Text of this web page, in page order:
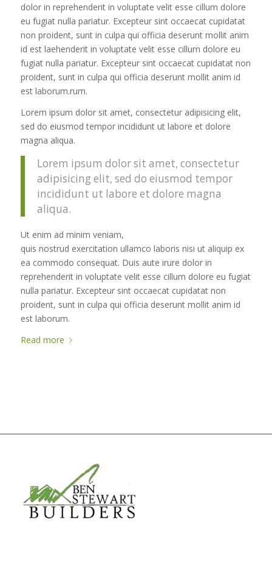
dolor in reprehenderit in voluptate velit esse cillum dolore
eu fugiat nulla pariatur. Excepteur sint occaecat cupidatat
non proident, sunt in culpa qui officia deserunt mollit anim
id est laehenderit in voluptate velit esse cillum dolore eu
fugiat nulla pariatur. Excepteur sint occaecat cupidatat non
proident, sunt in culpa qui officia deserunt mollit anim id
est laborum.rum.
Lorem ipsum dolor sit amet, consectetur adipisicing elit,
sed do eiusmod tempor incididunt ut labore et dolore
magna aliqua.
Lorem ipsum dolor sit amet, consectetur
adipisicing elit, sed do eiusmod tempor
incididunt ut labore et dolore magna
aliqua.
Ut enim ad minim veniam,
quis nostrud exercitation ullamco laboris nisi ut aliquip ex
ea commodo consequat. Duis aute irure dolor in
reprehenderit in voluptate velit esse cillum dolore eu fugiat
nulla pariatur. Excepteur sint occaecat cupidatat non
proident, sunt in culpa qui officia deserunt mollit anim id
est laborum.
Read more